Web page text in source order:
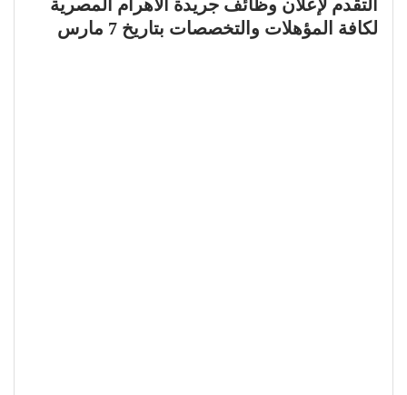
التقدم لإعلان وظائف جريدة الأهرام المصرية
لكافة المؤهلات والتخصصات بتاريخ 7 مارس